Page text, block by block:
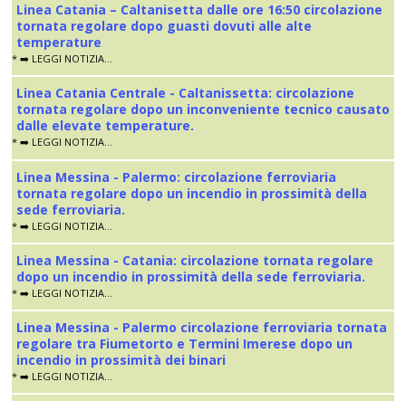
Linea Catania – Caltanisetta dalle ore 16:50 circolazione
tornata regolare dopo guasti dovuti alle alte
temperature
* ➡️ LEGGI NOTIZIA...
Linea Catania Centrale - Caltanissetta: circolazione
tornata regolare dopo un inconveniente tecnico causato
dalle elevate temperature.
* ➡️ LEGGI NOTIZIA...
Linea Messina - Palermo: circolazione ferroviaria
tornata regolare dopo un incendio in prossimità della
sede ferroviaria.
* ➡️ LEGGI NOTIZIA...
Linea Messina - Catania: circolazione tornata regolare
dopo un incendio in prossimità della sede ferroviaria.
* ➡️ LEGGI NOTIZIA...
Linea Messina - Palermo circolazione ferroviaria tornata
regolare tra Fiumetorto e Termini Imerese dopo un
incendio in prossimità dei binari
* ➡️ LEGGI NOTIZIA...